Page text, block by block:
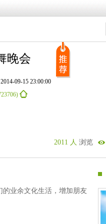
晚会
09-15 23:00:00
2011 人 浏览
业余文化生活，增加朋友